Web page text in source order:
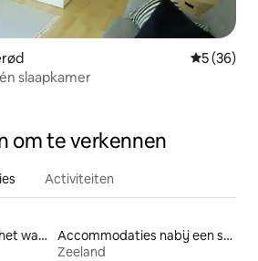
5 (36)
slaapkamer
om te verkennen
Activiteiten
Accommodaties aan het water
Accommodaties nabij een strand
Zeeland